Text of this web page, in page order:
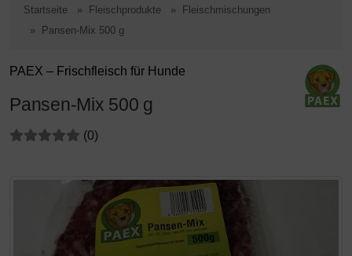
Startseite Fleischprodukte
Fleischmischungen
Pansen-Mix 500 g
PAEX – Frischfleisch für Hunde
Pansen-Mix 500 g
Bewertungen:(0Bewertungen
)
Wenn mehr als ein Produktbild existiert, können Sie die